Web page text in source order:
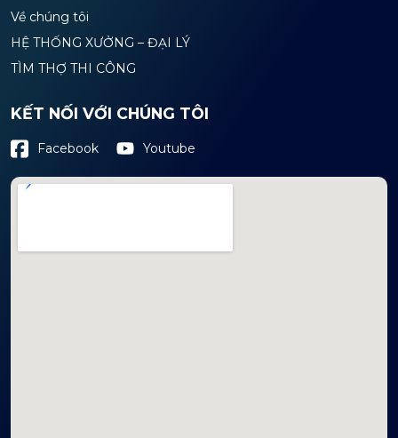
Về chúng tôi
HỆ THỐNG XƯỞNG – ĐẠI LÝ
TÌM THỢ THI CÔNG
KẾT NỐI VỚI CHÚNG TÔI
Facebook Youtube